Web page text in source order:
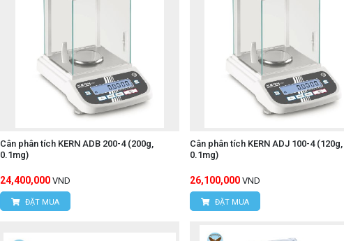
Cân phân tích KERN ADB 200-4 (200g,
0.1mg)
24,400,000 VND
ĐẶT MUA
Cân phân tích KERN ADJ 100-4 (120g,
0.1mg)
26,100,000 VND
ĐẶT MUA